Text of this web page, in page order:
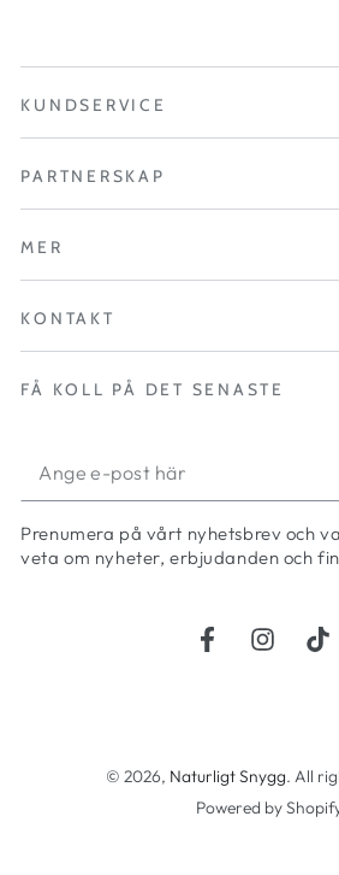
KUNDSERVICE
PARTNERSKAP
MER
KONTAKT
FÅ KOLL PÅ DET SENASTE
Ange
e-
post
Prenumera på vårt nyhetsbrev och
veta om nyheter, erbjudanden och
FacebookInstagram
© 2026, Naturligt Snygg. All
Powered by